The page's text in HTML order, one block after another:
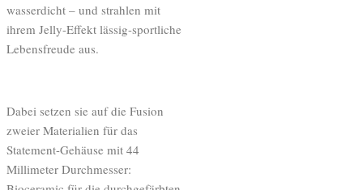
wasserdicht – und strahlen mit
ihrem Jelly-Effekt lässig-sportliche
Lebensfreude aus.
Dabei setzen sie auf die Fusion
zweier Materialien für das
Statement-Gehäuse mit 44
Millimeter Durchmesser: